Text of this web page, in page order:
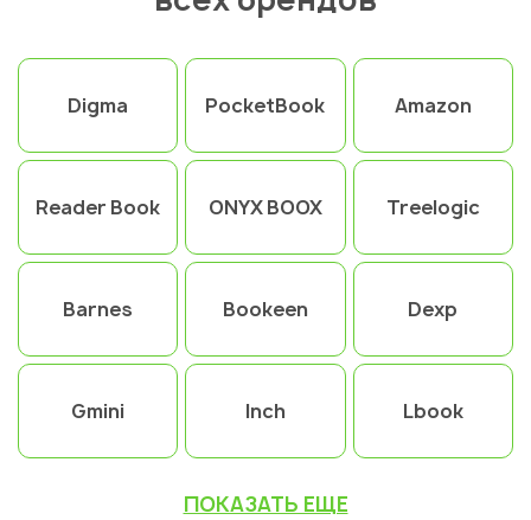
Digma PocketBook Amazon
Reader Book ONYX BOOX Treelogic
Barnes Bookeen Dexp
Gmini Inch Lbook
ПОКАЗАТЬ ЕЩЕ